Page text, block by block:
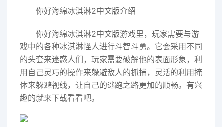
你好海绵冰淇淋2中文版介绍
你好海绵冰淇淋2中文版游戏里，玩家需要与游
戏中的各种冰淇淋怪人进行斗智斗勇。它会采用不同
的头套来迷惑人们，玩家需要破解他的表面形象，利
用自己灵巧的操作来躲避敌人的抓捕，灵活的利用掩
体来躲避视线，让自己的逃跑之路更加的顺畅。有兴
趣的就来下载看看吧。